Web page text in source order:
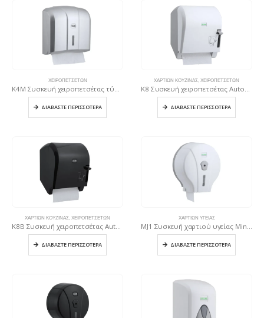
ΧΕΙΡΟΠΕΤΣΈΤΩΝ
K4M Συσκευή χειροπετσέτας τύπου C & V, 300 φύλλων – Μεταλλική
ΔΙΑΒΆΣΤΕ ΠΕΡΙΣΣΌΤΕΡΑ
ΧΑΡΤΙΏΝ ΚΟΥΖΊΝΑΣ, ΧΕΙΡΟΠΕΤΣΈΤΩΝ
K8 Συσκευή χειροπετσέτας Autocut – Λευκή
ΔΙΑΒΆΣΤΕ ΠΕΡΙΣΣΌΤΕΡΑ
ΧΑΡΤΙΏΝ ΚΟΥΖΊΝΑΣ, ΧΕΙΡΟΠΕΤΣΈΤΩΝ
K8B Συσκευή χειροπετσέτας Autocut – Μαύρη
ΔΙΑΒΆΣΤΕ ΠΕΡΙΣΣΌΤΕΡΑ
ΧΑΡΤΙΏΝ ΥΓΕΊΑΣ
MJ1 Συσκευή χαρτιού υγείας Mini Jumbo – Λευκή
ΔΙΑΒΆΣΤΕ ΠΕΡΙΣΣΌΤΕΡΑ